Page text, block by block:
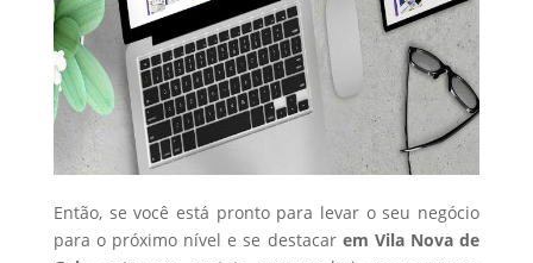
Então, se você está pronto para levar o seu negócio
para o próximo nível e se destacar em Vila Nova de